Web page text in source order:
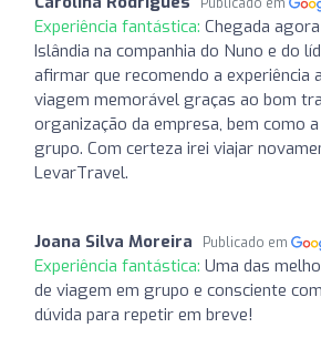
Experiência fantástica: Chegada
Islândia na companhia do Nuno e do
afirmar que recomendo a experiência
viagem memorável graças ao bom
organização da empresa, bem como
grupo. Com certeza irei viajar
LevarTravel.
Joana Silva Moreira Publicado em
Experiência fantástica: Uma das
de viagem em grupo e consciente
dúvida para repetir em breve!